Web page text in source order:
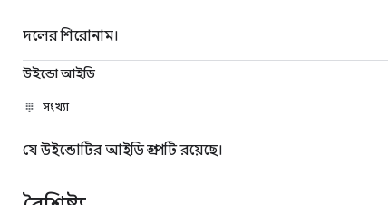
দলের শিরোনাম।
উইন্ডো আইডি
সংখ্যা
যে উইন্ডোটির আইডি গ্রুপটি রয়েছে।